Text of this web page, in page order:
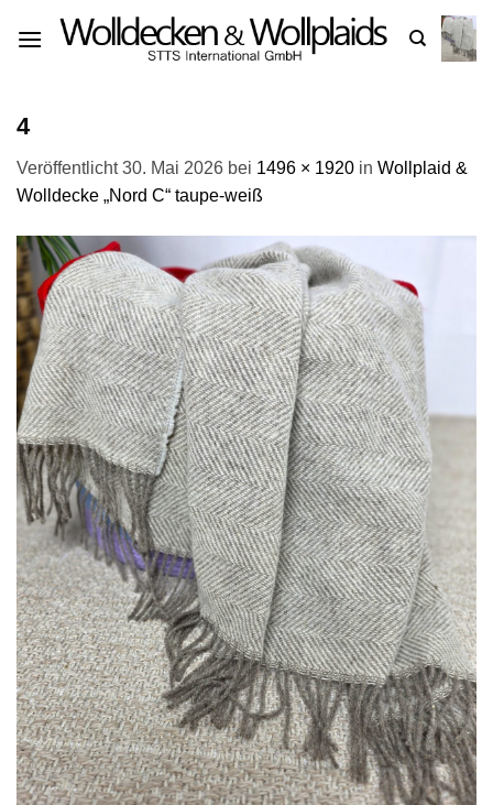
Inhalt
4
Veröffentlicht30. Mai 2026 bei 1496 × 1920 in Wollplaid &
Wolldecke „Nord C“ taupe-weiß